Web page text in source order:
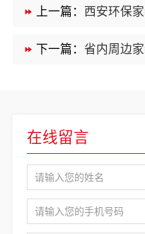
上一篇： 西安环保家装
下一篇： 省内周边家装定
在线留言